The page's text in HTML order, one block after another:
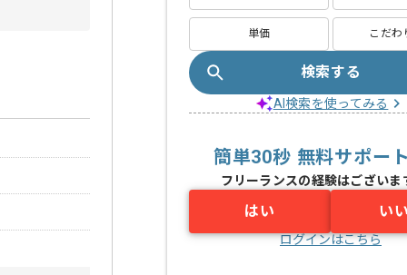
単価 こだわ
検索する
AI検索を使ってみる
簡単30秒 無料サポー
フリーランスの経験はございま
はい い
ログインはこちら